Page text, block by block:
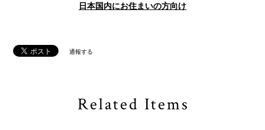
日本国内にお住まいの方向け
通報する
Related Items